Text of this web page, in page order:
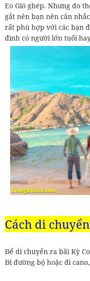
Eo Gió ghép. Nhưng do
gắt nên bạn nên cân
rất phù hợp với các bạn
đình có người lớn tuổi
Cách di
Để di chuyển ra bãi Kỳ
Đi đường bộ hoặc đi